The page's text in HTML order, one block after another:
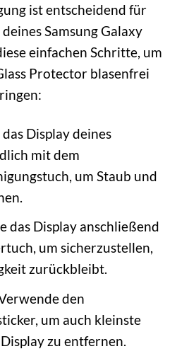
ist entscheidend für
Samsung Galaxy
einfachen Schritte, um
Protector blasenfrei
Display deines
mit dem
um Staub und
das Display anschließend
um sicherzustellen,
zurückbleibt.
den
um auch kleinste
zu entfernen.